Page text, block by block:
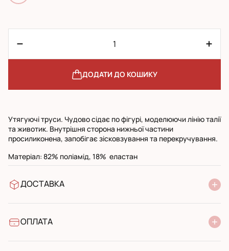
ДОДАТИ ДО КОШИКУ
Утягуючі труси. Чудово сідає по фігурі, моделюючи лінію талії
та животик. Внутрішня сторона нижньої частини
просиликонена, запобігає зісковзування та перекручування.
Матеріал: 82% поліамід, 18% еластан
ДОСТАВКА
УкрПошта стандарт
ОПЛАТА
Банківський переказ